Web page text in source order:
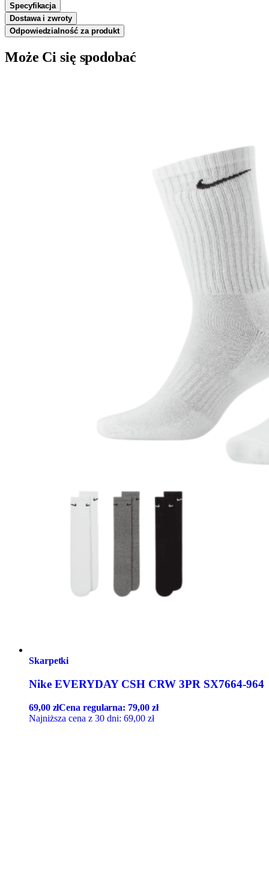
Specyfikacja
Dostawa i zwroty
Odpowiedzialność za produkt
Może Ci się spodobać
Skarpetki
Nike EVERYDAY CSH CRW 3PR SX7664-964
69,00 złCena regularna: 79,00 zł
Najniższa cena z 30 dni: 69,00 zł